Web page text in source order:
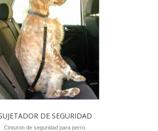
DE SEGURIDAD
Cinturon de seguridad para perro.